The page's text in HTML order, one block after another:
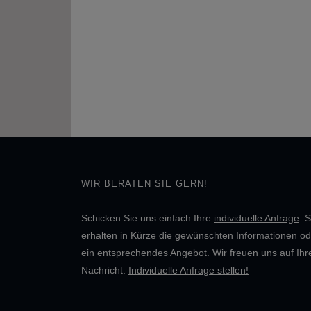
WIR BERATEN SIE GERN!
Schicken Sie uns einfach Ihre individuelle Anfrage .
erhalten in Kürze die gewünschten Informationen
ein entsprechendes Angebot. Wir freuen uns auf
Nachricht. Individuelle Anfrage stellen!